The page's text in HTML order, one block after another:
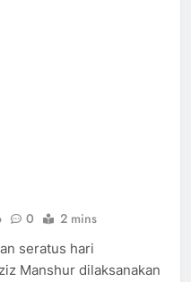
0 2 mins
seratus hari
Manshur dilaksanakan